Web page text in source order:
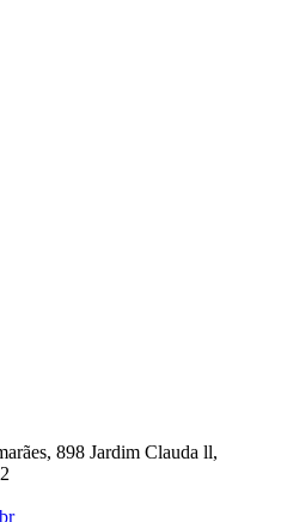
898 Jardim Clauda ll,